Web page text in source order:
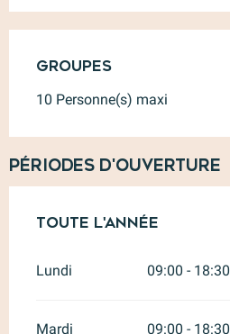
Groupes
Groupes
10 Personne(s) maxi
Périodes d'ouverture
Toute l'année
Toute l'année
Lundi 09:00 - 18:30
Mardi 09:00 - 18:30